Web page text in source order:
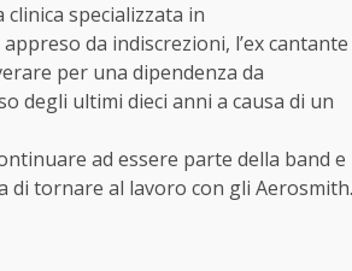
specializzata in
da indiscrezioni, l’ex cantante
per una dipendenza da
degli ultimi dieci anni a causa di un
ad essere parte della band e
di tornare al lavoro con gli Aerosmith.